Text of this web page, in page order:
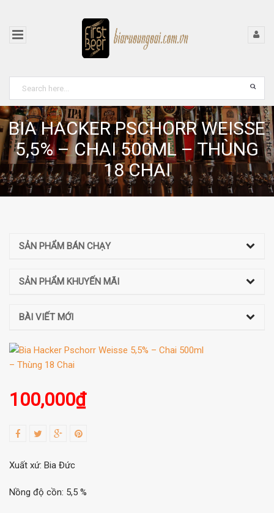
BIA HACKER PSCHORR WEISSE
5,5% – CHAI 500ML – THÙNG
18 CHAI
SẢN PHẨM BÁN CHẠY
SẢN PHẨM KHUYẾN MÃI
BÀI VIẾT MỚI
100,000₫
Xuất xứ: Bia Đức
Nồng độ cồn: 5,5 %